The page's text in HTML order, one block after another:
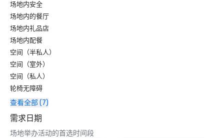
场地内安全
场地内的餐厅
场地内礼品店
场地内配餐
空间（半私人）
空间（室外）
空间（私人）
轮椅无障碍
查看全部 (7)
需求日期
场地举办活动的首选时间段